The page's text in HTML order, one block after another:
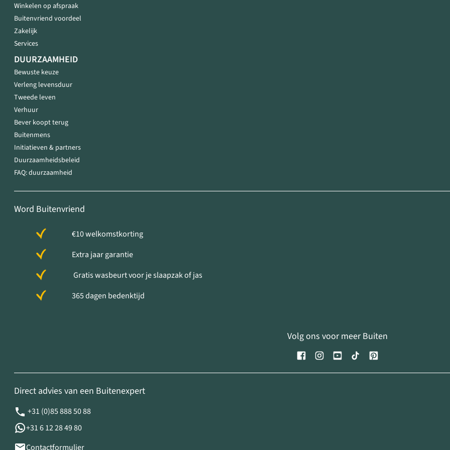
Winkelen op afspraak
Buitenvriend voordeel
Zakelijk
Services
DUURZAAMHEID
Bewuste keuze
Verleng levensduur
Tweede leven
Verhuur
Bever koopt terug
Buitenmens
Initiatieven & partners
Duurzaamheidsbeleid
FAQ: duurzaamheid
Word Buitenvriend
€10 welkomstkorting
Extra jaar garantie
Gratis wasbeurt voor je slaapzak of jas
365 dagen bedenktijd
Volg ons voor meer Buiten
Direct advies van een Buitenexpert
+31 (0)85 888 50 88
+31 6 12 28 49 80
Contactformulier